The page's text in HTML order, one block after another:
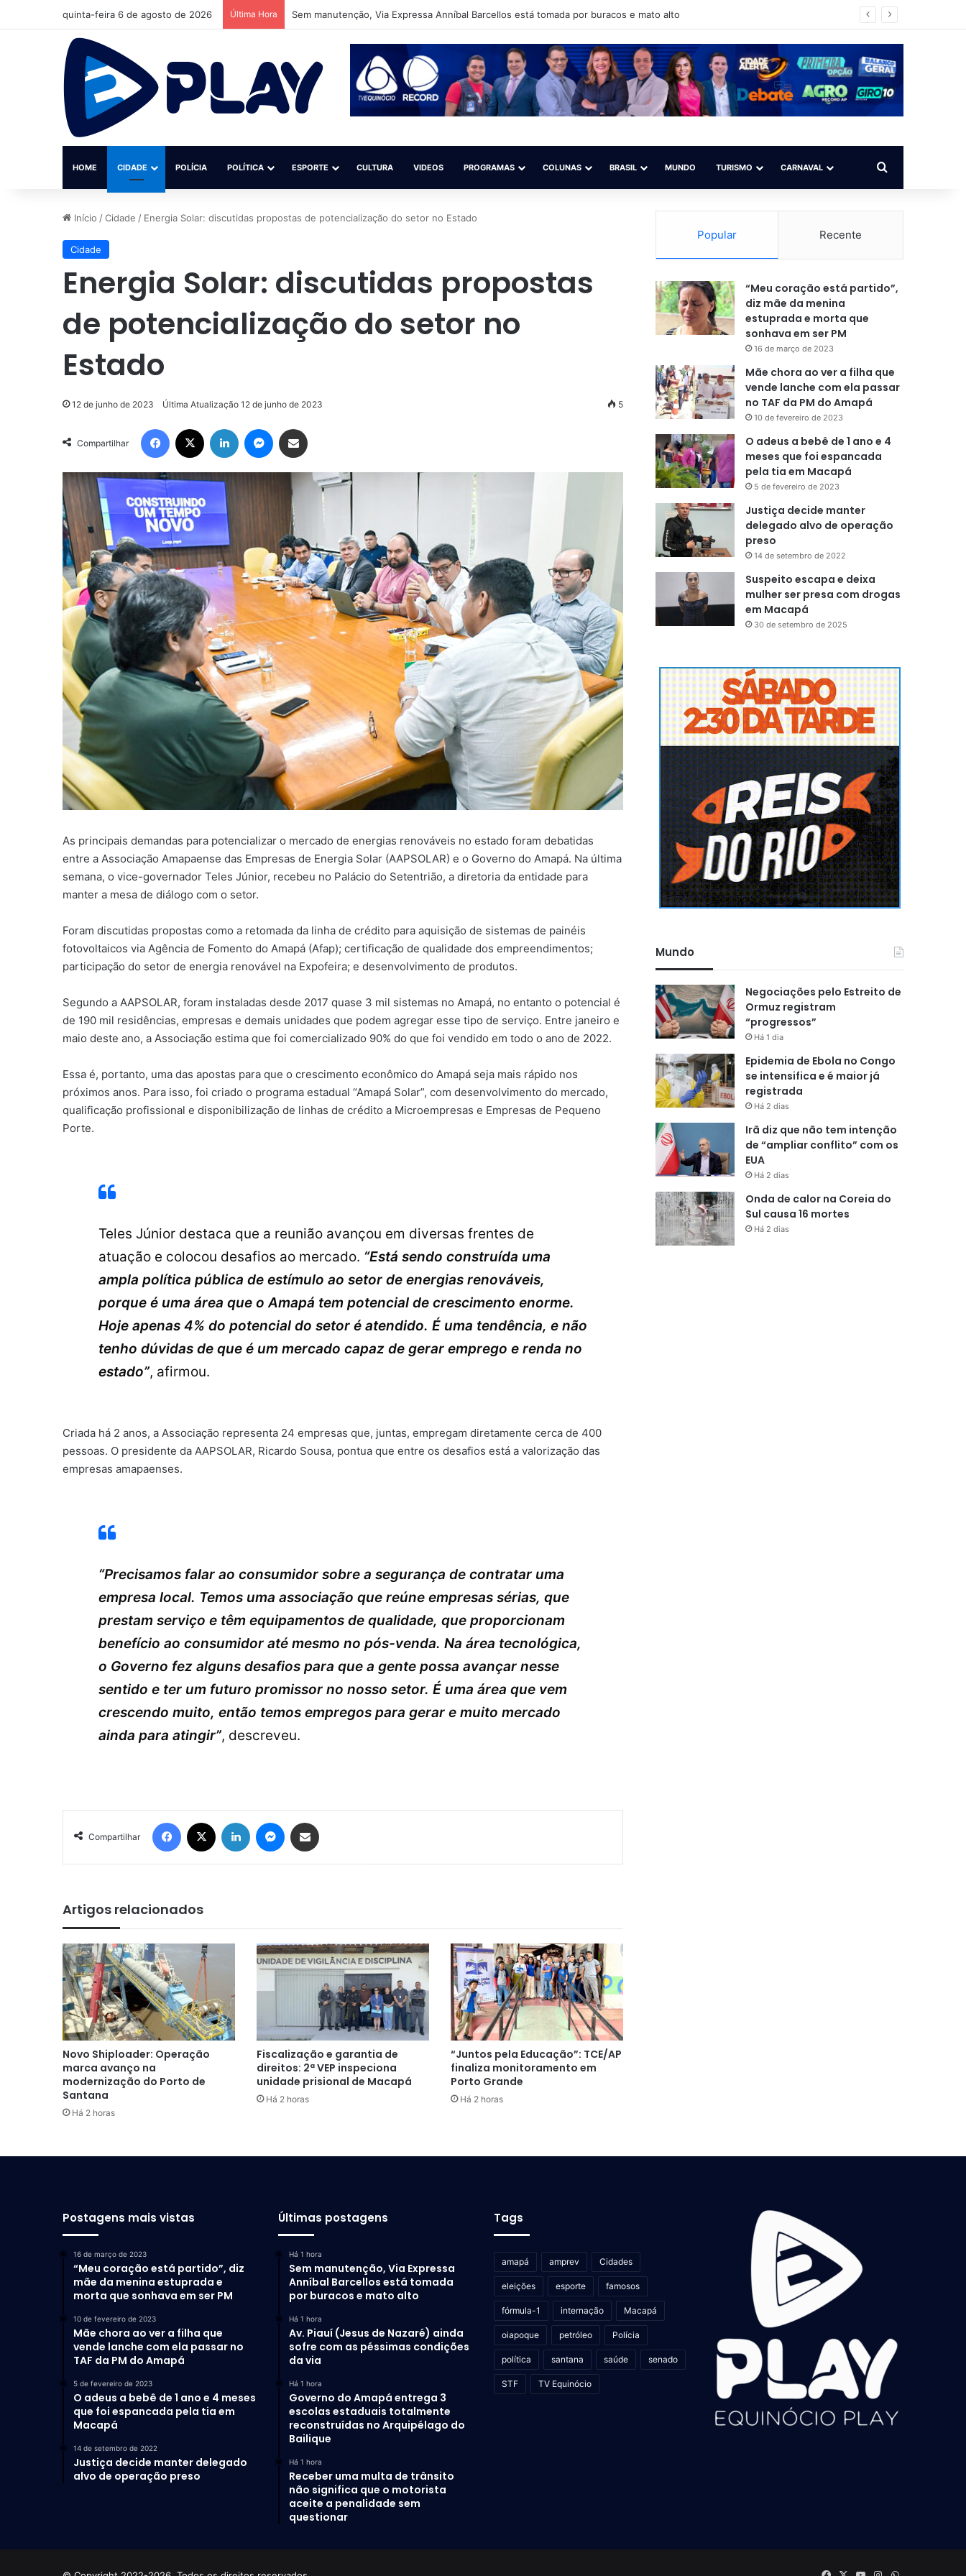
quinta-feira 6 de agosto de 2026 Última Hora Av. Piauí (Jesus de Nazaré) ainda sofre com as péssimas condições da via
HOME CIDADE POLÍCIA POLÍTICA ESPORTE CULTURA VIDEOS PROGRAMAS COLUNAS BRASIL MUNDO TURISMO CARNAVAL Procurar por
Início /Cidade / Energia Solar: discutidas propostas de potencialização do setor no Estado
Cidade
Energia Solar: discutidas propostas
de potencialização do setor no
Estado
12 de junho de 2023 Última Atualização 12 de junho de 2023 5
Compartilhar
Facebook Linkedin Messenger
As principais demandas para potencializar o mercado de energias renováveis no estado foram debatidas
entre a Associação Amapaense das Empresas de Energia Solar (AAPSOLAR) e o Governo do Amapá. Na última
semana, o vice-governador Teles Júnior, recebeu no Palácio do Setentrião, a diretoria da entidade para
manter a mesa de diálogo com o setor.
Foram discutidas propostas como a retomada da linha de crédito para aquisição de sistemas de painéis
fotovoltaicos via Agência de Fomento do Amapá (Afap); certificação de qualidade dos empreendimentos;
participação do setor de energia renovável na Expofeira; e desenvolvimento de produtos.
Segundo a AAPSOLAR, foram instaladas desde 2017 quase 3 mil sistemas no Amapá, no entanto o potencial é
de 190 mil residências, empresas e demais unidades que podem agregar esse tipo de serviço. Entre janeiro e
maio deste ano, a Associação estima que foi comercializado 90% do que foi vendido em todo o ano de 2022.
Essa é, portanto, uma das apostas para que o crescimento econômico do Amapá seja mais rápido nos
próximos anos. Para isso, foi criado o programa estadual “Amapá Solar”, com desenvolvimento do mercado,
qualificação profissional e disponibilização de linhas de crédito a Microempresas e Empresas de Pequeno
Porte.
Teles Júnior destaca que a reunião avançou em diversas frentes de
atuação e colocou desafios ao mercado. “Está sendo construída uma
ampla política pública de estímulo ao setor de energias renováveis,
porque é uma área que o Amapá tem potencial de crescimento enorme.
Hoje apenas 4% do potencial do setor é atendido. É uma tendência, e não
tenho dúvidas de que é um mercado capaz de gerar emprego e renda no
estado”, afirmou.
Criada há 2 anos, a Associação representa 24 empresas que, juntas, empregam diretamente cerca de 400
pessoas. O presidente da AAPSOLAR, Ricardo Sousa, pontua que entre os desafios está a valorização das
empresas amapaenses.
“Precisamos falar ao consumidor sobre a segurança de contratar uma
empresa local. Temos uma associação que reúne empresas sérias, que
prestam serviço e têm equipamentos de qualidade, que proporcionam
benefício ao consumidor até mesmo no pós-venda. Na área tecnológica,
o Governo fez alguns desafios para que a gente possa avançar nesse
sentido e ter um futuro promissor no nosso setor. É uma área que vem
crescendo muito, então temos empregos para gerar e muito mercado
ainda para atingir”, descreveu.
Compartilhar
Facebook Linkedin Messenger
Artigos relacionados
Novo Shiploader: Operação
marca avanço na
modernização do Porto de
Santana
Há 2 horas
Fiscalização e garantia de
direitos: 2ª VEP inspeciona
unidade prisional de Macapá
Há 2 horas
“Juntos pela Educação”: TCE/AP
finaliza monitoramento em
Porto Grande
Há 2 horas
Popular Recente
“Meu coração está partido”,
diz mãe da menina
estuprada e morta que
sonhava em ser PM
16 de março de 2023
Mãe chora ao ver a filha que
vende lanche com ela passar
no TAF da PM do Amapá
10 de fevereiro de 2023
O adeus a bebê de 1 ano e 4
meses que foi espancada
pela tia em Macapá
5 de fevereiro de 2023
Justiça decide manter
delegado alvo de operação
preso
14 de setembro de 2022
Suspeito escapa e deixa
mulher ser presa com drogas
em Macapá
30 de setembro de 2025
Mundo
Negociações pelo Estreito de
Ormuz registram
“progressos”
Há 1 dia
Epidemia de Ebola no Congo
se intensifica e é maior já
registrada
Há 2 dias
Irã diz que não tem intenção
de “ampliar conflito” com os
EUA
Há 2 dias
Onda de calor na Coreia do
Sul causa 16 mortes
Há 2 dias
Postagens mais vistas
16 de março de 2023
“Meu coração está partido”, diz
mãe da menina estuprada e
morta que sonhava em ser PM
10 de fevereiro de 2023
Mãe chora ao ver a filha que
vende lanche com ela passar no
TAF da PM do Amapá
5 de fevereiro de 2023
O adeus a bebê de 1 ano e 4 meses
que foi espancada pela tia em
Macapá
14 de setembro de 2022
Justiça decide manter delegado
alvo de operação preso
Últimas postagens
Há 1 hora
Sem manutenção, Via Expressa
Anníbal Barcellos está tomada
por buracos e mato alto
Há 1 hora
Av. Piauí (Jesus de Nazaré) ainda
sofre com as péssimas condições
da via
Há 1 hora
Governo do Amapá entrega 3
escolas estaduais totalmente
reconstruídas no Arquipélago do
Bailique
Há 1 hora
Receber uma multa de trânsito
não significa que o motorista
aceite a penalidade sem
questionar
Tags
amapá amprev Cidades
eleições esporte famosos
fórmula-1 internação Macapá
oiapoque petróleo Polícia
política santana saúde senado
STF TV Equinócio